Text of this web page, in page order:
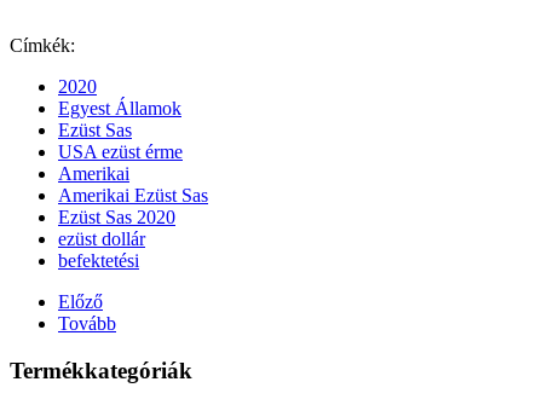
Címkék:
2020
Egyest Államok
Ezüst Sas
USA ezüst érme
Amerikai
Amerikai Ezüst Sas
Ezüst Sas 2020
ezüst dollár
befektetési
Előző
Tovább
Termékkategóriák